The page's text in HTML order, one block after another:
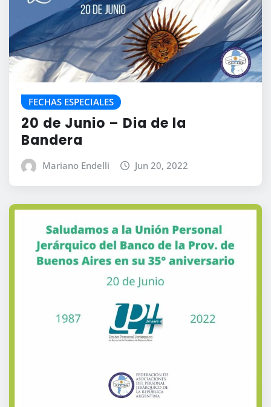
FECHAS ESPECIALES
20 de Junio – Dia de la
Bandera
Mariano Endelli Jun 20, 2022